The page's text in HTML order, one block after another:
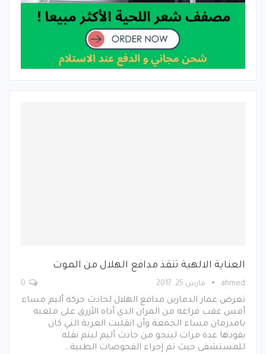
العناية الالهية تنقذ مدافع الهلال من الموت
ahmed مارس 25, 2017
تعرض عمار الدمازين مدافع الهلال لحادث حركة أليم مساء
أمس عقب فراغه من المران الذي أداه الأزرق على ملعبه
بامدرمان مساء الجمعة وأن انقلبت العربة التي كان
يقودها عدة مرات لينجو من حادث أليم ليتم نقله
للمستشفى حيث تم إجراء الفحوصات الطبية…